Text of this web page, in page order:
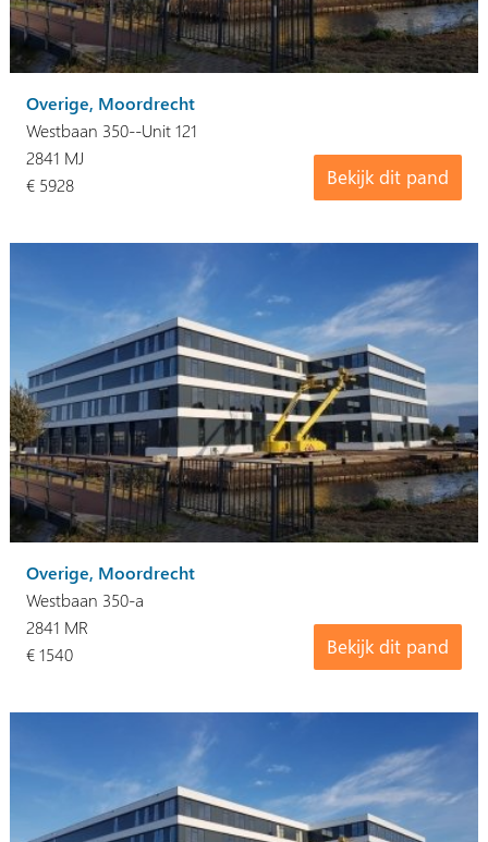
Overige, Moordrecht
Westbaan 350--Unit 121
Bekijk dit pand
2841 MJ
€ 5928
Overige, Moordrecht
Westbaan 350-a
Bekijk dit pand
2841 MR
€ 1540